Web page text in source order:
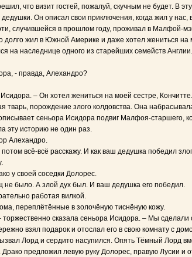
что визит гостей, пожалуй, скучным не будет. В
Он описал свои приключения, когда жил у
случившейся в прошлом году, проживал в Малфой-
жил в Южной Америке и даже хотел жениться
на наследнице одного из старейших семейств
- правда, Алехандро?
– Он хотел жениться на моей сестре,
порождение злого колдовства. Она
сеньора Исидора подвиг Малфоя-старшего,
эту историю не один раз.
Алехандро.
всё-всё расскажу. И как ваш дедушка победил
у своей соседки Долорес.
не было. А злой дух был. И ваш дедушка его победил.
работая вилкой.
переплётённые в золочёную тиснёную кожу.
сказала сеньора Исидора. – Мы сделали
взял подарок и отослал его в свою комнату с
Лорд и сердито насупился. Опять Тёмный
предложил левую руку Долорес, правую Лусии и